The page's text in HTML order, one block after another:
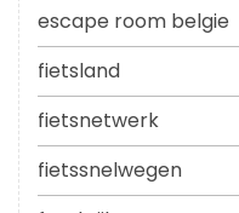
escape room belgie
fietsland
fietsnetwerk
fietssnelwegen